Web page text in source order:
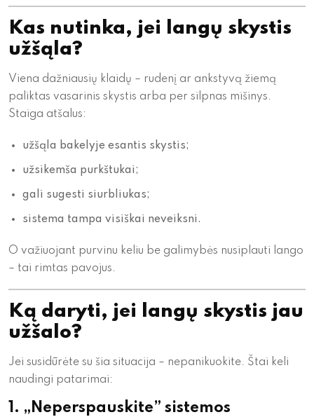
Kas nutinka, jei langų skystis
užšąla?
Viena dažniausių klaidų – rudenį ar ankstyvą žiemą
paliktas vasarinis skystis arba per silpnas mišinys.
Staiga atšalus:
užšąla bakelyje esantis skystis;
užsikemša purkštukai;
gali sugesti siurbliukas;
sistema tampa visiškai neveiksni.
O važiuojant purvinu keliu be galimybės nusiplauti lango
– tai rimtas pavojus.
Ką daryti, jei langų skystis jau
užšalo?
Jei susidūrėte su šia situacija – nepanikuokite. Štai keli
naudingi patarimai:
1. „Neperspauskite” sistemos